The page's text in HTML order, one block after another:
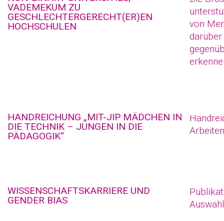
VADEMEKUM ZU
GESCHLECHTERGERECHT(ER)EN
HOCHSCHULEN
von
HANDREICHUNG „MIT-JIP MÄDCHEN IN
DIE TECHNIK – JUNGEN IN DIE
PÄDAGOGIK“
WISSENSCHAFTSKARRIERE UND
GENDER BIAS